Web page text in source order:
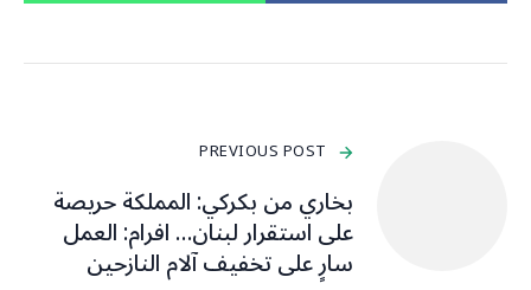
PREVIOUS POST
بخاري من بكركي: المملكة حريصة
على استقرار لبنان… افرام: العمل
سارٍ على تخفيف آلام النازحين